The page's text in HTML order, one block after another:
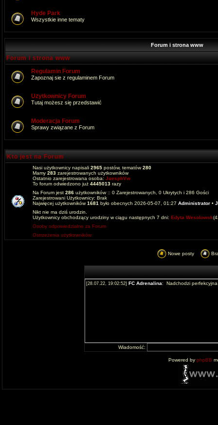
Hyde Park
Wszystkie inne tematy
Forum i strona www
Forum i strona www
Regulamin Forum
Zapoznaj sie z regulaminem Forum
Użytkownicy Forum
Tutaj możesz się przedstawić
Moderacja Forum
Sprawy związane z Forum
Kto jest na Forum
Nasi użytkownicy napisali 2965 postów, tematów280
Mamy 283 zarejestrowanych użytkowników
Ostatnio zarejestrowana osoba: JoesphVw
To forum odwiedzono już 4445013 razy
Na Forum jest 286 użytkowników :: 0 Zarejestrowanych, 0 Ukrytych i 286 Gości
Zarejestrowani Użytkownicy: Brak
Najwięcej użytkowników1681 było obecnych 2026-05-07, 01:27 Administrator •
Nikt nie ma dziś urodzin.
Użytkownicy obchodzący urodziny w ciągu następnych 7 dni: Edyta Wesolowsk
Osoby odpowiedzialne za Forum
Ostrzeżenia użytkowników
Nowe posty
Wiadomość:
Powered by phpBB